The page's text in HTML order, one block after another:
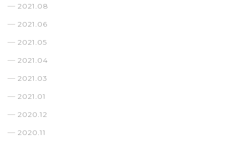
2021.08
2021.06
2021.05
2021.04
2021.03
2021.01
2020.12
2020.11